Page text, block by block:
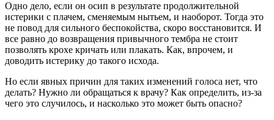
Одно дело, если он осип в результате продолжительной
истерики с плачем, сменяемым нытьем, и наоборот. Тогда это
не повод для сильного беспокойства, скоро восстановится. И
все равно до возвращения привычного тембра не стоит
позволять крохе кричать или плакать. Как, впрочем, и
доводить истерику до такого исхода.
Но если явных причин для таких изменений голоса нет, что
делать? Нужно ли обращаться к врачу? Как определить, из-за
чего это случилось, и насколько это может быть опасно?